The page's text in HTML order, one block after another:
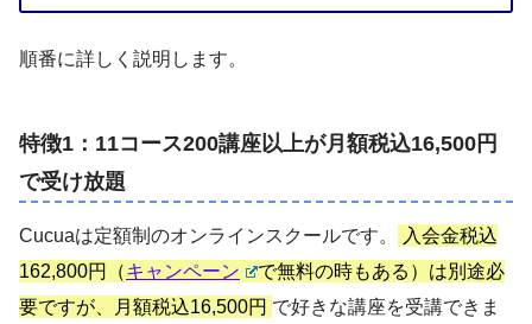
順番に詳しく説明します。
特徴1：11コース200講座以上が月額税込16,500円
で受け放題
Cucuaは定額制のオンラインスクールです。
入会金税込
162,800円（キャンペーン
で無料の時もある）は別途必
要ですが、月額税込16,500円 で好きな講座を受講できま